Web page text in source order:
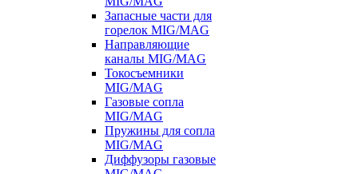
Запасные части для
горелок MIG/MAG
Направляющие
каналы MIG/MAG
Токосъемники
MIG/MAG
Газовые сопла
MIG/MAG
Пружины для сопла
MIG/MAG
Диффузоры газовые